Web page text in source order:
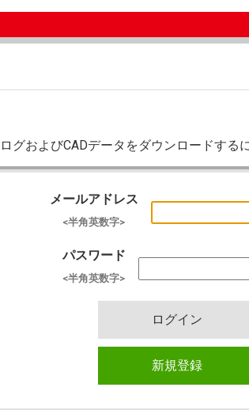
グおよびCADデータをダウンロードする
メールアドレス
<半角英数字>
パスワード
<半角英数字>
ログイン
新規登録